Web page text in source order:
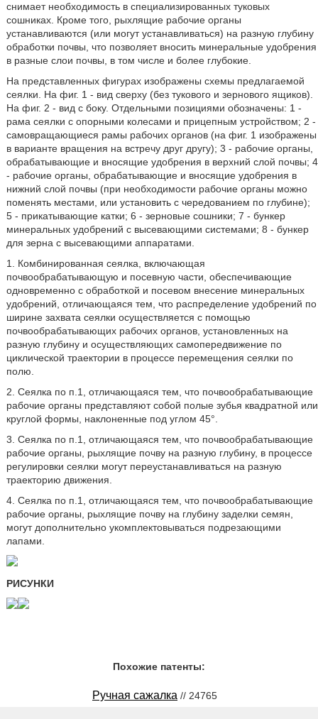
снимает необходимость в специализированных туковых
сошниках. Кроме того, рыхлящие рабочие органы
устанавливаются (или могут устанавливаться) на разную глубину
обработки почвы, что позволяет вносить минеральные удобрения
в разные слои почвы, в том числе и более глубокие.
На представленных фигурах изображены схемы предлагаемой
сеялки. На фиг. 1 - вид сверху (без тукового и зернового ящиков).
На фиг. 2 - вид с боку. Отдельными позициями обозначены: 1 -
рама сеялки с опорными колесами и прицепным устройством; 2 -
самовращающиеся рамы рабочих органов (на фиг. 1 изображены
в варианте вращения на встречу друг другу); 3 - рабочие органы,
обрабатывающие и вносящие удобрения в верхний слой почвы; 4
- рабочие органы, обрабатывающие и вносящие удобрения в
нижний слой почвы (при необходимости рабочие органы можно
поменять местами, или установить с чередованием по глубине);
5 - прикатывающие катки; 6 - зерновые сошники; 7 - бункер
минеральных удобрений с высевающими системами; 8 - бункер
для зерна с высевающими аппаратами.
1. Комбинированная сеялка, включающая
почвообрабатывающую и посевную части, обеспечивающие
одновременно с обработкой и посевом внесение минеральных
удобрений, отличающаяся тем, что распределение удобрений по
ширине захвата сеялки осуществляется с помощью
почвообрабатывающих рабочих органов, установленных на
разную глубину и осуществляющих самопередвижение по
циклической траектории в процессе перемещения сеялки по
полю.
2. Сеялка по п.1, отличающаяся тем, что почвообрабатывающие
рабочие органы представляют собой полые зубья квадратной или
круглой формы, наклоненные под углом 45°.
3. Сеялка по п.1, отличающаяся тем, что почвообрабатывающие
рабочие органы, рыхлящие почву на разную глубину, в процессе
регулировки сеялки могут переустанавливаться на разную
траекторию движения.
4. Сеялка по п.1, отличающаяся тем, что почвообрабатывающие
рабочие органы, рыхлящие почву на глубину заделки семян,
могут дополнительно укомплектовываться подрезающими
лапами.
РИСУНКИ
Похожие патенты:
Ручная сажалка // 24765